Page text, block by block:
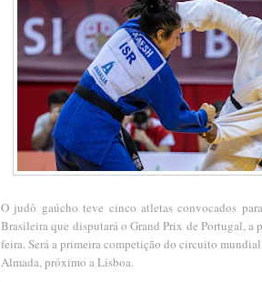
O judô gaúcho teve cinco atletas convocados
Brasileira que disputará o Grand Prix de Portugal, a
feira. Será a primeira competição do circuito
Almada, próximo a Lisboa.